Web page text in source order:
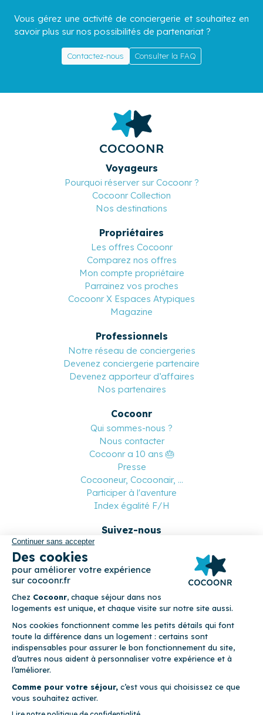
Vous gérez une activité de conciergerie et souhaitez en
savoir plus sur nos possibilités de partenariat ?
Contactez-nous Consulter la FAQ
COCOONR
Voyageurs
Pourquoi réserver sur Cocoonr ?
Cocoonr Collection
Nos destinations
Propriétaires
Les offres Cocoonr
Comparez nos offres
Mon compte propriétaire
Parrainez vos proches
Cocoonr X Espaces Atypiques
Magazine
Professionnels
Notre réseau de conciergeries
Devenez conciergerie partenaire
Devenez apporteur d’affaires
Nos partenaires
Cocoonr
Qui sommes-nous ?
Nous contacter
Cocoonr a 10 ans 🎂
Presse
Cocooneur, Cocoonair, ...
Participer à l'aventure
Index égalité F/H
Suivez-nous
location–CGU – Politique de confidentialité–Politique de
Cocoonr est conçu et développé à Rennes 🇫🇷